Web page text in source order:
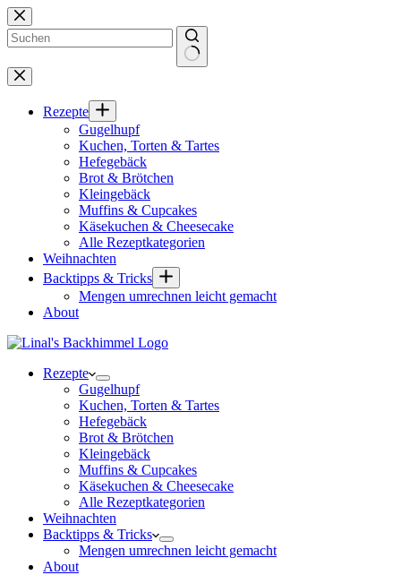
Zum
Inhalt
springen
Keine
Ergebnisse
Rezepte
Gugelhupf
Kuchen, Torten & Tartes
Hefegebäck
Brot & Brötchen
Kleingebäck
Muffins & Cupcakes
Käsekuchen & Cheesecake
Alle Rezeptkategorien
Weihnachten
Backtipps & Tricks
Mengen umrechnen leicht gemacht
About
Rezepte
Gugelhupf
Kuchen, Torten & Tartes
Hefegebäck
Brot & Brötchen
Kleingebäck
Muffins & Cupcakes
Käsekuchen & Cheesecake
Alle Rezeptkategorien
Weihnachten
Backtipps & Tricks
Mengen umrechnen leicht gemacht
About